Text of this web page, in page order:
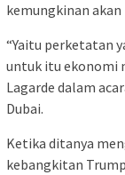
kemungkinan
“Yaitu perketatan
untuk itu ekonomi
Lagarde dalam
Dubai.
Ketika ditanya
kebangkitan